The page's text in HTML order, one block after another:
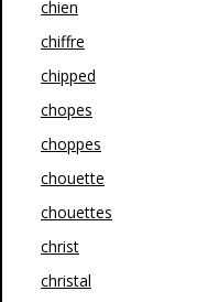
chien
chiffre
chipped
chopes
choppes
chouette
chouettes
christ
christal